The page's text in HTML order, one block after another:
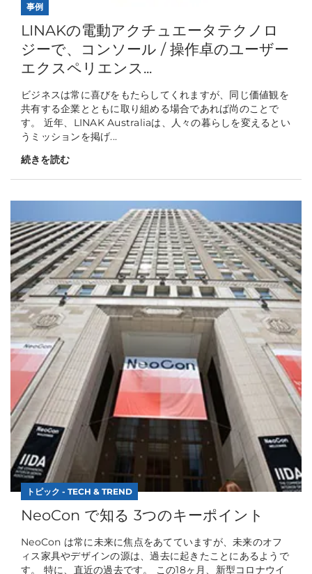
事例
LINAKの電動アクチュエータテクノロ
ジーで、コンソール / 操作卓のユーザー
エクスペリエンス...
ビジネスは常に喜びをもたらしてくれますが、同じ価値観を
共有する企業とともに取り組める場合であれば尚のことで
す。 近年、LINAK Australiaは、人々の暮らしを変えるとい
うミッションを掲げ...
続きを読む
トピック - TECH & TREND
NeoCon で知る 3つのキーポイント
NeoCon は常に未来に焦点をあてていますが、未来のオフ
ィス家具やデザインの源は、過去に起きたことにあるようで
す。 特に、直近の過去です。 この18ヶ月、新型コロナウイ